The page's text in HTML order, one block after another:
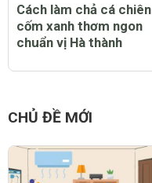
Cách làm chả cá chiên
cốm xanh thơm ngon
chuẩn vị Hà thành
CHỦ ĐỀ MỚI